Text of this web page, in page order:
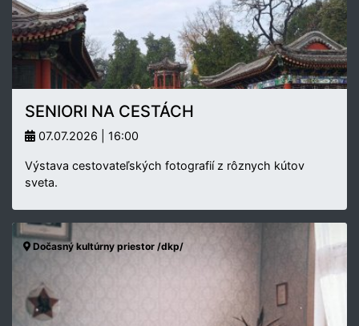
SENIORI NA CESTÁCH
07.07.2026 | 16:00
Výstava cestovateľských fotografií z rôznych kútov
sveta.
Dočasný kultúrny priestor /dkp/